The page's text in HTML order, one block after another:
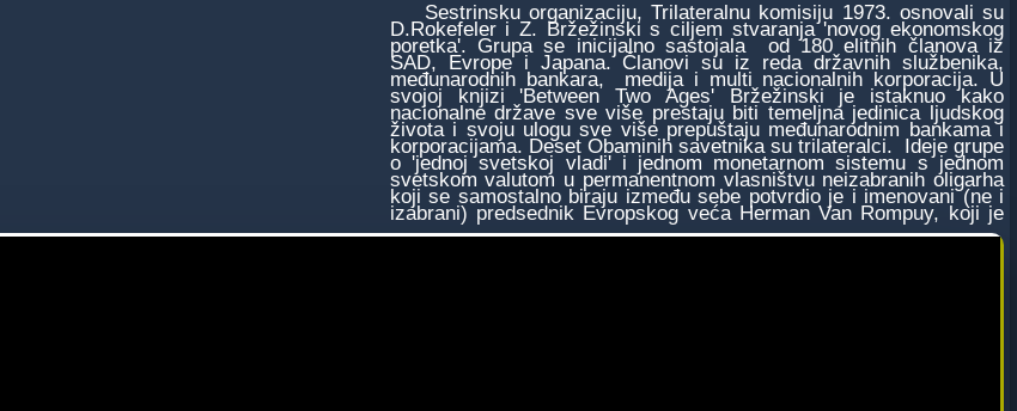
Sestrinsku organizaciju, Trilateralnu komisiju 1973. osnovali su
D.Rokefeler i Z. Bržežinski s ciljem stvaranja 'novog ekonomskog
poretka'. Grupa se inicijalno sastojala od 180 elitnih članova iz
SAD, Evrope i Japana. Članovi su iz reda državnih službenika,
međunarodnih bankara, medija i multi nacionalnih korporacija. U
svojoj knjizi 'Between Two Ages' Bržežinski je istaknuo kako
nacionalne države sve više prestaju biti temeljna jedinica ljudskog
života i svoju ulogu sve više prepuštaju međunarodnim bankama i
korporacijama. Deset Obaminih savetnika su trilateralci. Ideje grupe
o 'jednoj svetskoj vladi' i jednom monetarnom sistemu s jednom
svetskom valutom u permanentnom vlasništvu neizabranih oligarha
koji se samostalno biraju između sebe potvrdio je i imenovani (ne i
izabrani) predsednik Evropskog veća Herman Van Rompuy, koji je